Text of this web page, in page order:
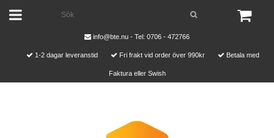
info@bte.nu - Tel: 0706 - 472766
1-2 dagar leveranstid Fri frakt vid order över 990kr Betala med
Faktura eller Swish